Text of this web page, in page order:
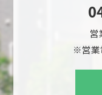
営
※営業